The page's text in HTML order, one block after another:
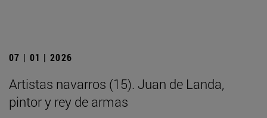
07 | 01 | 2026
Artistas navarros (15). Juan de Landa,
pintor y rey de armas